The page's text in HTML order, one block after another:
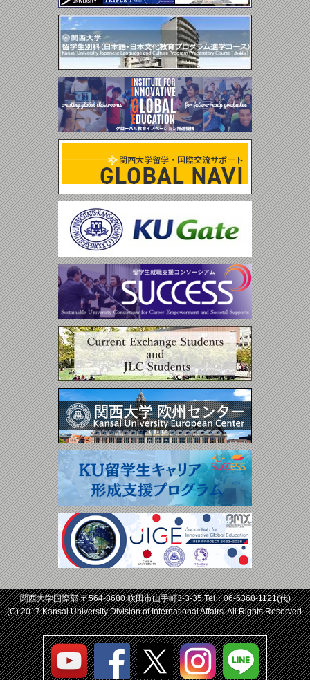
関西大学国際部 〒564-8680 吹田市山手町3-3-35 Tel：06-6368-1121(代)
(C) 2017 Kansai University Division of International Affairs. All Rights Reserved.